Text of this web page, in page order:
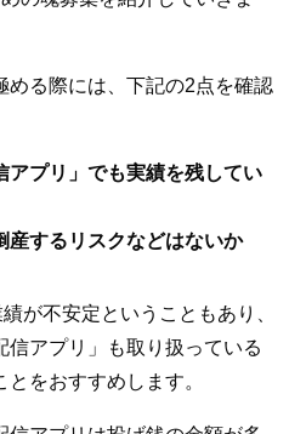
める際には、下記の2点を確認
アプリ」でも実績を残してい
産するリスクなどはないか
が不安定ということもあり、
アプリ」も取り扱っている
をおすすめします。